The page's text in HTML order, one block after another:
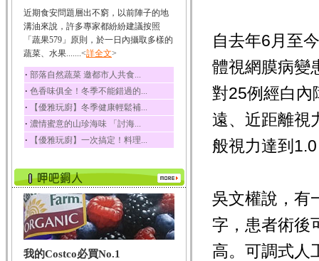
冬瓜
冬瓜營養價值高，鈉含
量極低是水腫病人的...
豆豉
豆豉裡頭含有營養的蛋
白質、脂肪、鈣、磷...
榛果
榛果裡所含的營養素有
蛋白質、脂肪、醣類...
迷迭香
酸、迷迭香酸、植物...
咖啡
咖啡中的咖啡因會刺激
中樞神經系統，特別...
椰子
椰子含有糖類、脂肪、
近期食安問題層出不窮，以前陣子的地
溝油來說，許多專家都紛紛建議按照
「蔬果579」原則，於一日內攝取多樣的
蔬菜、水果.......<詳全文>
‧ 部落自然蔬菜 邀都市人共食...
‧ 色香味俱全！冬季不能錯過的...
‧ 【優雅玩廚】冬季健康輕鬆補...
‧ 濃情蜜意的山珍海味 「討海...
‧ 【優雅玩廚】一次搞定！料理...
我的Costco必買No.1
自去年6月至
體視網膜病變
對25例經白內
遠、近距離視
般視力達到
吳文權說，有
字，患者術後
高。可調式人